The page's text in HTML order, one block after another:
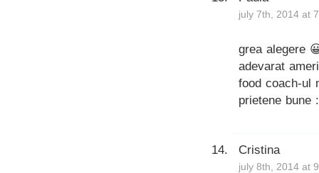
july 7th, 2014 at
grea alegere
adevarat
food coach-ul
prietene bune
Cristina
july 8th, 2014 at